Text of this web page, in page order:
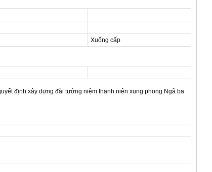
Xuống cấp
định xây dựng đài tưởng niệm thanh niên xung phong Ngã ba